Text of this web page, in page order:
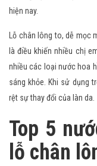
hiện nay.
Lỗ chân lông to, dễ mọc
là điều khiến nhiều chị
nhiều các loại nước hoa
sáng khỏe. Khi sử dụng
rệt sự thay đổi của làn da.
Top 5
lỗ chân